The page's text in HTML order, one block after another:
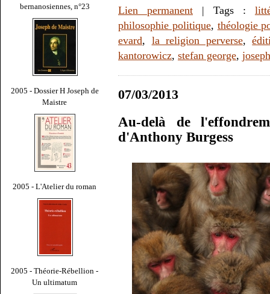
bernanosiennes, n°23
2005 - Dossier H Joseph de
Maistre
2005 - L'Atelier du roman
2005 - Théorie-Rébellion -
Un ultimatum
Lien permanent| Tags :
philosophie politique, théologie
evard, la religion perverse,
kantorowicz, stefan george,
07/03/2013
Au-delà de
d'Anthony Burgess